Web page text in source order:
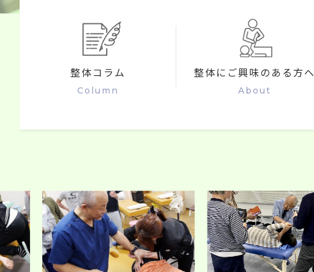
整体コラム
Column
整体にご興味のある方へ
About